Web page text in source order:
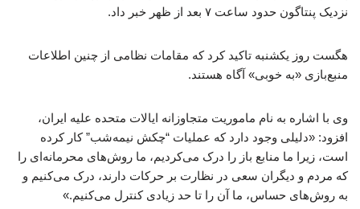
نزدیک پنتاگون حدود ساعت ۷ بعد از ظهر خبر داد.
هگست روز یکشنبه تاکید کرد که مقامات نظامی از چنین اطلاعات
منبع‌بازی «به خوبی» آگاه هستند.
وی با اشاره به نام ماموریت متجاوزانه ایالات متحده علیه ایران،
افزود: «دلیلی وجود دارد که عملیات “چکش نیمه‌شب” کار کرده
است، زیرا ما منابع باز را درک می‌کردیم، ما روش‌های محرمانه‌ای را
که مردم و دیگران سعی در نظارت بر حرکات دارند، درک می‌کنیم و
به روش‌های حساس، ما آن را تا حد زیادی کنترل می‌کنیم.»